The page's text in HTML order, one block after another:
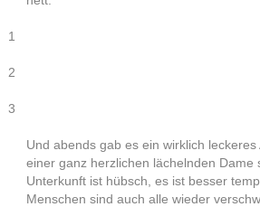
1
2
3
Und abends gab es ein wirklich leckeres
einer ganz herzlichen lächelnden Dame
Unterkunft ist hübsch, es ist besser
Menschen sind auch alle wieder